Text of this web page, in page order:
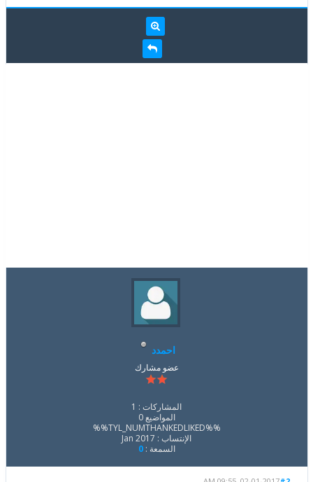
احمدد
عضو مشارك
المشاركات : 1
المواضيع 0
%%TYL_NUMTHANKEDLIKED%%
الإنتساب : Jan 2017
السمعة :0